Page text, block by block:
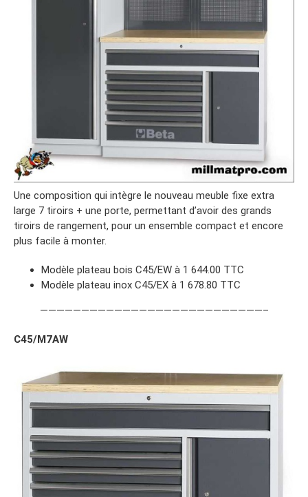
Une composition qui intègre le nouveau meuble fixe extra
large 7 tiroirs + une porte, permettant d’avoir des grands
tiroirs de rangement, pour un ensemble compact et encore
plus facile à monter.
Modèle plateau bois C45/EW à 1 644.00 TTC
Modèle plateau inox C45/EX à 1 678.80 TTC
———————————————————————————–
C45/M7AW